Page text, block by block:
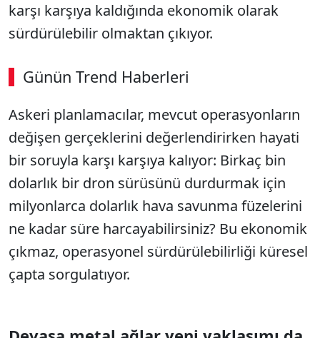
karşı karşıya kaldığında ekonomik olarak
sürdürülebilir olmaktan çıkıyor.
Günün Trend Haberleri
00:02 / 09:08
Sesi Aç
Askeri planlamacılar, mevcut operasyonların
değişen gerçeklerini değerlendirirken hayati
bir soruyla karşı karşıya kalıyor: Birkaç bin
dolarlık bir dron sürüsünü durdurmak için
milyonlarca dolarlık hava savunma füzelerini
ne kadar süre harcayabilirsiniz? Bu ekonomik
çıkmaz, operasyonel sürdürülebilirliği küresel
çapta sorgulatıyor.